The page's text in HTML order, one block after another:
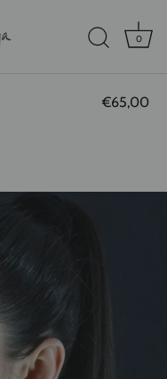
0
€65,00